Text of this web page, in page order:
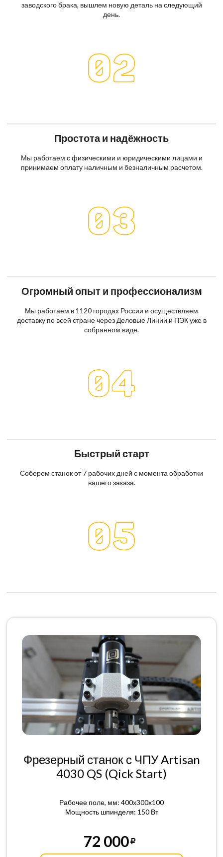
заводского брака, вышлем новую деталь на следующий
день.
Простота и надёжность
Мы работаем с физическими и юридическими лицами и
принимаем оплату наличным и безналичным расчетом.
Огромный опыт и профессионализм
Мы работаем в 1120 городах России и осуществляем
доставку по всей стране через Деловые Линии и ПЭК уже в
собранном виде.
Быстрый старт
Соберем станок от 7 рабочих дней с момента обработки
вашего заказа.
Фрезерный станок с ЧПУ Artisan
4030 QS (Qick Start)
Рабочее поле, мм: 400x300x100
Мощность шпинделя: 150 Вт
72 000